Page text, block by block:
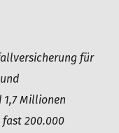
für
Millionen
fast 200.000